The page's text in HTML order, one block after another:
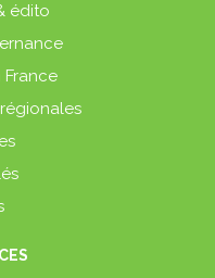
édito
France